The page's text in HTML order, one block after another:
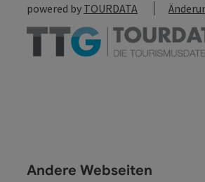
powered by TOURDATA
Andere Webseiten